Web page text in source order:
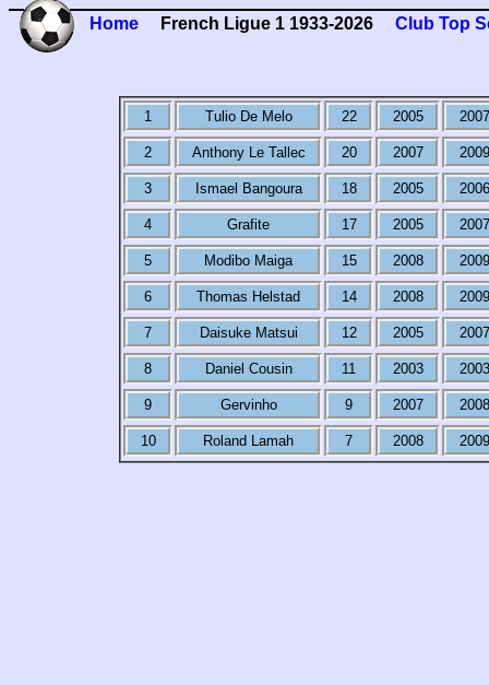
Home French Ligue 1 1933-2026 Club Top
1 Tulio De Melo 22 2005 2007
2 Anthony Le Tallec 20 2007 2009
3 Ismael Bangoura 18 2005 2006
4 Grafite 17 2005 2007
5 Modibo Maiga 15 2008 2009
6 Thomas Helstad 14 2008 2009
7 Daisuke Matsui 12 2005 2007
8 Daniel Cousin 11 2003 2003
9 Gervinho 9 2007 2008
10 Roland Lamah 7 2008 2009